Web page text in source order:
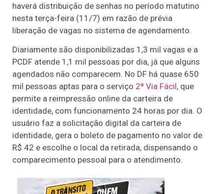
haverá distribuição de senhas no período matutino
nesta terça-feira (11/7) em razão de prévia
liberação de vagas no sistema de agendamento.
Diariamente são disponibilizadas 1,3 mil vagas e a
PCDF atende 1,1 mil pessoas por dia, já que alguns
agendados não comparecem. No DF há quase 650
mil pessoas aptas para o serviço 2ª Via Fácil, que
permite a reimpressão online da carteira de
identidade, com funcionamento 24 horas por dia. O
usuário faz a solicitação digital da carteira de
identidade, gera o boleto de pagamento no valor de
R$ 42 e escolhe o local da retirada, dispensando o
comparecimento pessoal para o atendimento.